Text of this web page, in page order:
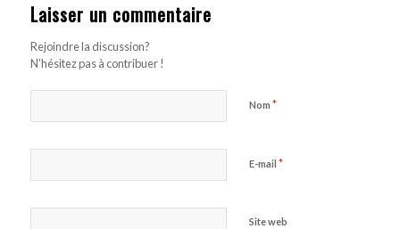
Laisser un commentaire
Rejoindre la discussion?
N’hésitez pas à contribuer !
Nom *
E-mail *
Site web